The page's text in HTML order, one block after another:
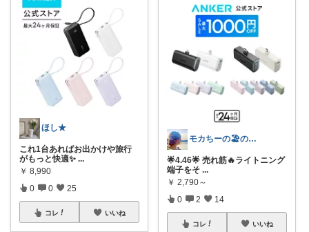
ほし★
これ1台あればお出かけや旅行
がもっと快適✨ ...
￥ 8,990
0 0 25
コレ いいね
モカちーの🏖️のんびりライフ🐈✨
🌟4.46🌟 売れ筋🔥ライトニング
端子をそ ...
￥ 2,790～
0 2 14
コレ いいね